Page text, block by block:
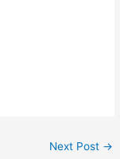
Next Post →